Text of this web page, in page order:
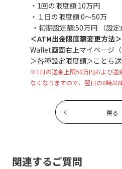
・1回の限度額:10万円
・１日の限度額:0～50万
・初期設定額:50万円 （設定
＜ATM出金限度額変更方法＞
Wallet画面右上マイページ
＞各種設定限度額＞ことら
※1日の送金上限50万円および送
なくなりますので、翌日の0時以
戻る
関連するご質問